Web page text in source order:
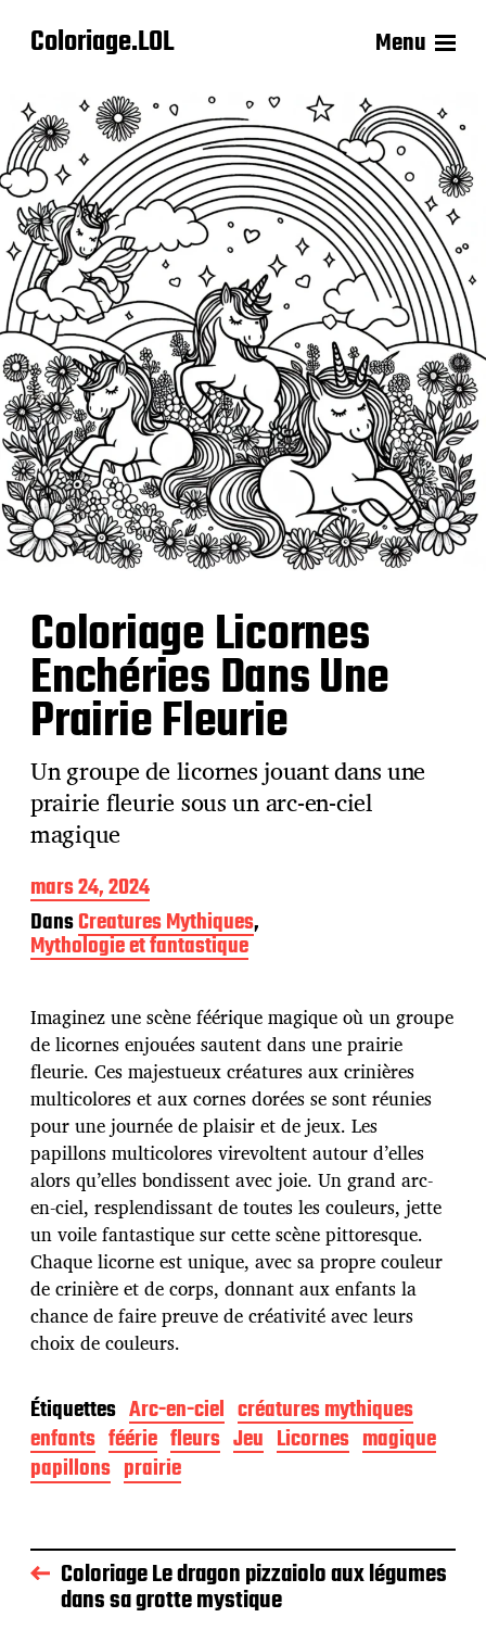
Coloriage.LOL Menu
Coloriage Licornes
Enchéries Dans Une
Prairie Fleurie
Un groupe de licornes jouant dans une
prairie fleurie sous un arc-en-ciel
magique
D
a
t
e
p
u
b
l
i
c
a
t
i
o
n
mars 24, 2024
DansCreatures Mythiques,
Mythologie et fantastique
Imaginez une scène féérique magique où un groupe
de licornes enjouées sautent dans une prairie
fleurie. Ces majestueux créatures aux crinières
multicolores et aux cornes dorées se sont réunies
pour une journée de plaisir et de jeux. Les
papillons multicolores virevoltent autour d’elles
alors qu’elles bondissent avec joie. Un grand arc-
en-ciel, resplendissant de toutes les couleurs, jette
un voile fantastique sur cette scène pittoresque.
Chaque licorne est unique, avec sa propre couleur
de crinière et de corps, donnant aux enfants la
chance de faire preuve de créativité avec leurs
choix de couleurs.
Étiquettes Arc-en-ciel créatures mythiques
enfants féérie fleurs Jeu Licornes magique
papillons prairie
Coloriage Le dragon pizzaiolo aux légumes
dans sa grotte mystique